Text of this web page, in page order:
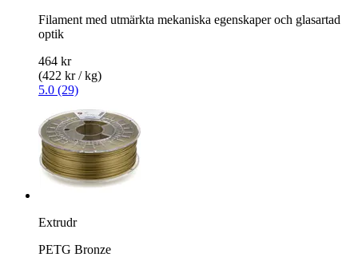
Filament med utmärkta mekaniska egenskaper och glasartad
optik
464 kr
(422 kr / kg)
5.0 (29)
Extrudr
PETG Bronze